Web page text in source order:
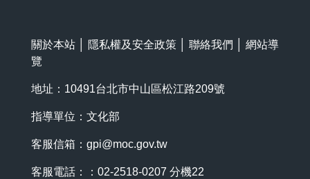
關於本站 隱私權及安全政策 聯絡我們
網站導
覽
地址：10491台北市中山區松江路209號
指導單位：文化部
客服信箱： gpi@moc.gov.tw
客服電話：：02-2518-0207 分機22